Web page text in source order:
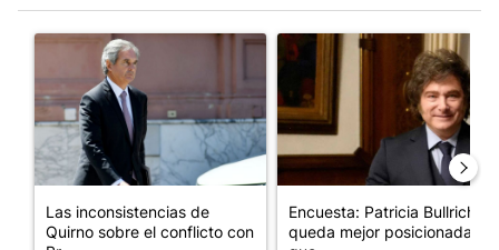
Un artículo de tendencia con el título "Las inconsistencias de
Las inconsistencias de
Quirno sobre el conflicto con
Un artículo de tendencia con
Encuesta: Patricia Bullrich
queda mejor posicionada